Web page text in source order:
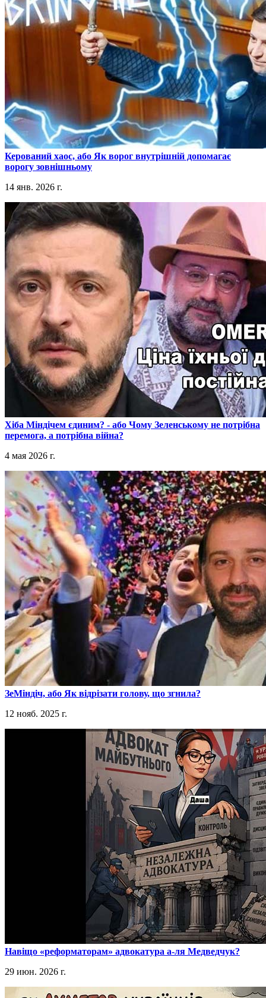
​Керований хаос, або Як ворог внутрішній допомагає
ворогу зовнішньому
14 янв. 2026 г.
​Хіба Міндічем єдиним? - або Чому Зеленському не потрібна
перемога, а потрібна війна?
4 мая 2026 г.
​ЗеМіндіч, або Як відрізати голову, що згнила?
12 нояб. 2025 г.
​Навіщо «реформаторам» адвокатура а-ля Медведчук?
29 июн. 2026 г.